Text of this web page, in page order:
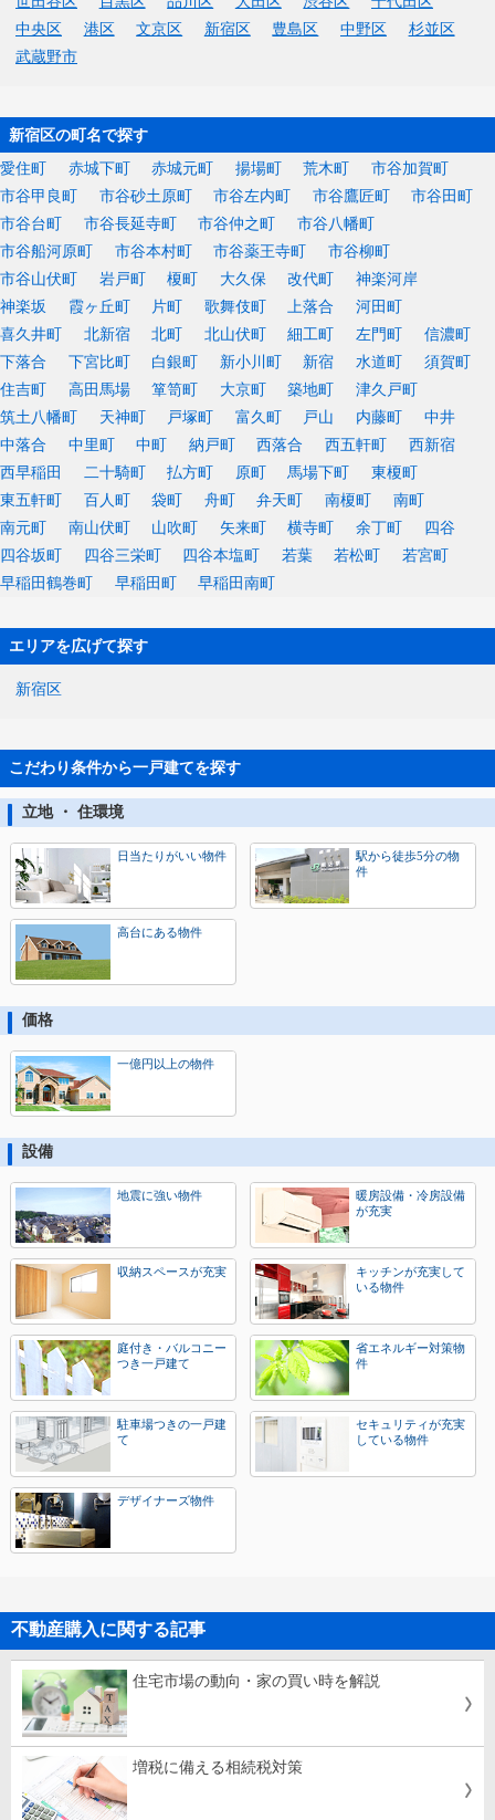
中央区
港区 文京区 新宿区 豊島区 中野区
杉並区
武蔵野市
新宿区の町名で探す
愛住町 赤城下町 赤城元町 揚場町 荒木町
市谷加賀町
市谷甲良町
市谷砂土原町 市谷左内町 市谷鷹匠町
市谷田町
市谷台町
市谷長延寺町 市谷仲之町
市谷八幡町
市谷船河原町
市谷本村町 市谷薬王寺町
市谷柳町
市谷山伏町
岩戸町 榎町 大久保 改代町
神楽河岸
神楽坂
霞ヶ丘町 片町 歌舞伎町 上落合
河田町
喜久井町
北新宿 北町 北山伏町 細工町 左門町
信濃町
下落合
下宮比町 白銀町 新小川町 新宿 水道町
須賀町
住吉町
高田馬場 箪笥町 大京町 築地町
津久戸町
筑土八幡町
天神町 戸塚町 富久町 戸山 内藤町
中井
中落合
中里町 中町 納戸町 西落合 西五軒町
西新宿
西早稲田
二十騎町 払方町 原町 馬場下町
東榎町
東五軒町
百人町 袋町 舟町 弁天町 南榎町
南町
南元町
南山伏町 山吹町 矢来町 横寺町 余丁町
四谷
四谷坂町
四谷三栄町 四谷本塩町 若葉 若松町
若宮町
早稲田鶴巻町
早稲田町 早稲田南町
エリアを広げて探す
新宿区
こだわり条件から一戸建てを探す
立地 ・ 住環境
日当たりがいい物件
駅から徒歩5分の物
件
高台にある物件
価格
一億円以上の物件
設備
地震に強い物件
暖房設備・冷房設備
が充実
収納スペースが充実
キッチンが充実して
いる物件
庭付き・バルコニー
つき一戸建て
省エネルギー対策物
件
駐車場つきの一戸建
て
セキュリティが充実
している物件
デザイナーズ物件
不動産購入に関する記事
住宅市場の動向・家の買い時を解説
増税に備える相続税対策